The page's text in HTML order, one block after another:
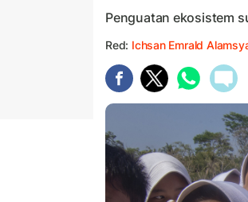
Penguatan ekosistem
Red: Ichsan Emrald